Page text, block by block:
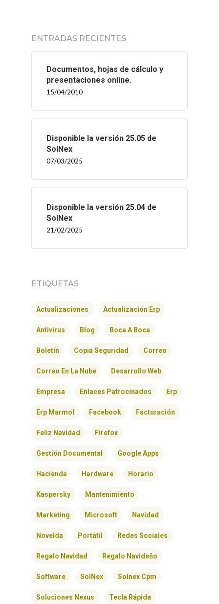
ENTRADAS RECIENTES
Documentos, hojas de cálculo y
presentaciones online.
15/04/2010
Disponible la versión 25.05 de
SolNex
07/03/2025
Disponible la versión 25.04 de
SolNex
21/02/2025
ETIQUETAS
Actualizaciones Actualización Erp
Antivirus Blog Boca A Boca
Boletín Copia Seguridad Correo
Correo En La Nube Desarrollo Web
Empresa Enlaces Patrocinados Erp
Erp Marmol Facebook Facturación
Feliz Navidad Firefox
Gestión Documental Google Apps
Hacienda Hardware Horario
Kaspersky Mantenimiento
Marketing Microsoft Navidad
Novelda Portátil Redes Sociales
Regalo Navidad Regalo Navideño
Software SolNex Solnex Cpm
Soluciones Nexus Tecla Rápida
BLOG